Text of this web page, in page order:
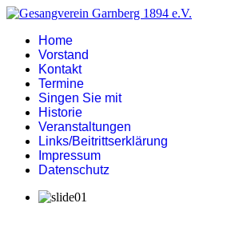
Home
Vorstand
Kontakt
Termine
Singen Sie mit
Historie
Veranstaltungen
Links/Beitrittserklärung
Impressum
Datenschutz